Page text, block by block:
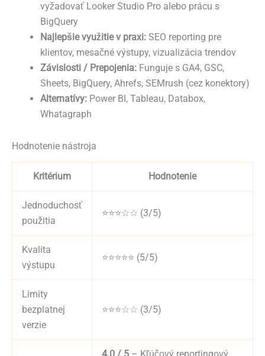
vyžadovať Looker Studio Pro alebo prácu s
BigQuery
Najlepšie využitie v praxi: SEO reporting pre
klientov, mesačné výstupy, vizualizácia trendov
Závislosti / Prepojenia: Funguje s GA4, GSC,
Sheets, BigQuery, Ahrefs, SEMrush (cez konektory)
Alternatívy: Power BI, Tableau, Databox,
Whatagraph
Hodnotenie nástroja
Kritérium Hodnotenie
Jednoduchosť
použitia
⭐⭐⭐☆☆ (3/5)
Kvalita
výstupu
⭐⭐⭐⭐⭐ (5/5)
Limity
bezplatnej
verzie
⭐⭐⭐☆☆ (3/5)